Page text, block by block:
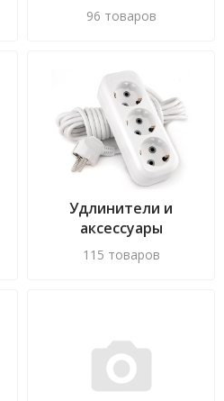
96 товаров
Удлинители и
аксессуары
115 товаров